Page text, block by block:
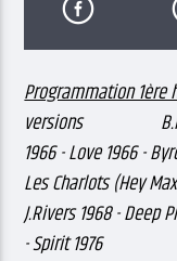
Programmation 1ère
versions
1966 - Love 1966 -
Les Charlots (Hey
J.Rivers 1968 - Deep
- Spirit 1976